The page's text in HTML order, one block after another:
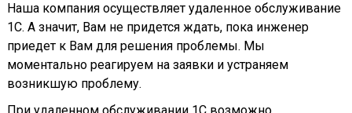
Наша компания осуществляет удаленное обслуживание
1С. А значит, Вам не придется ждать, пока инженер
приедет к Вам для решения проблемы. Мы
моментально реагируем на заявки и устраняем
возникшую проблему.